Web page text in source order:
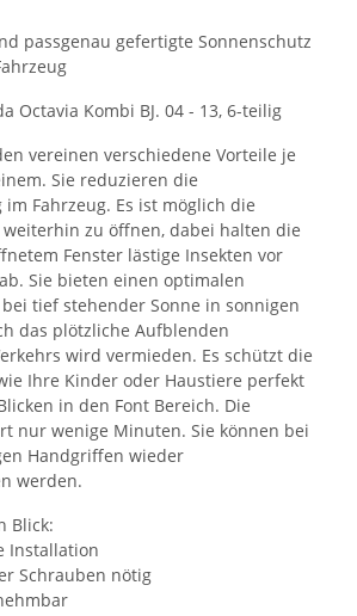
passgenau gefertigte Sonnenschutz
Octavia Kombi BJ. 04 - 13, 6-teilig
vereinen verschiedene Vorteile je
Sie reduzieren die
Fahrzeug. Es ist möglich die
zu öffnen, dabei halten die
Fenster lästige Insekten vor
Sie bieten einen optimalen
tief stehender Sonne in sonnigen
das plötzliche Aufblenden
wird vermieden. Es schützt die
Ihre Kinder oder Haustiere perfekt
in den Font Bereich. Die
nur wenige Minuten. Sie können bei
Handgriffen wieder
werden.
Blick:
Installation
Schrauben nötig